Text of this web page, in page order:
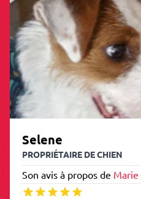
Selene
PROPRIÉTAIRE DE CHIEN
Son avis à propos de Marie